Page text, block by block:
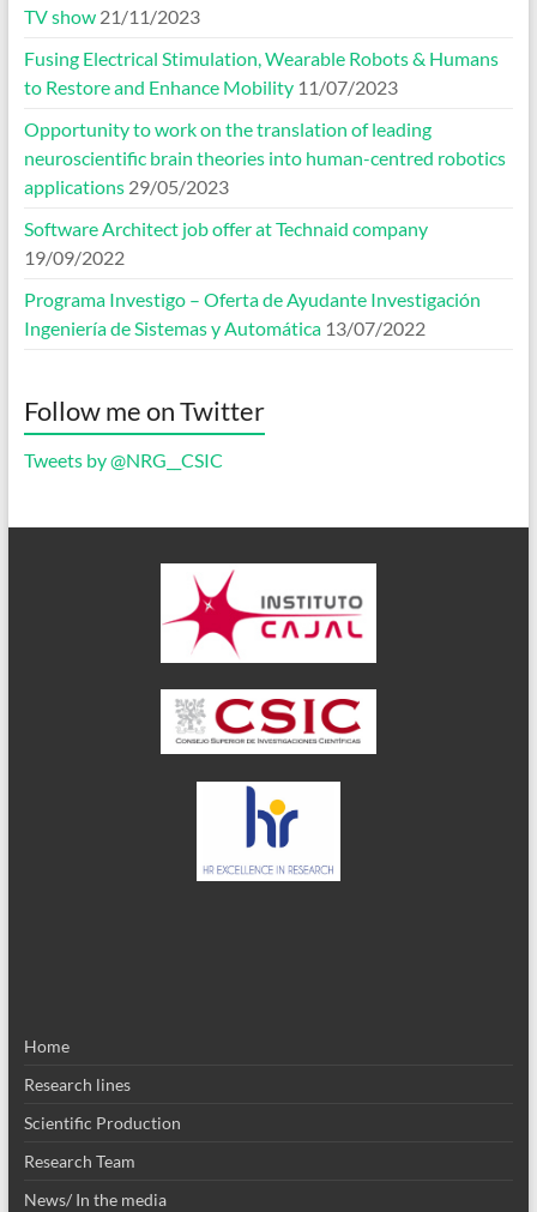
TV show 21/11/2023
Fusing Electrical Stimulation, Wearable Robots & Humans
to Restore and Enhance Mobility 11/07/2023
Opportunity to work on the translation of leading
neuroscientific brain theories into human-centred robotics
applications 29/05/2023
Software Architect job offer at Technaid company
19/09/2022
Programa Investigo – Oferta de Ayudante Investigación
Ingeniería de Sistemas y Automática 13/07/2022
Follow me on Twitter
Tweets by @NRG__CSIC
Home
Research lines
Scientific Production
Research Team
News/ In the media